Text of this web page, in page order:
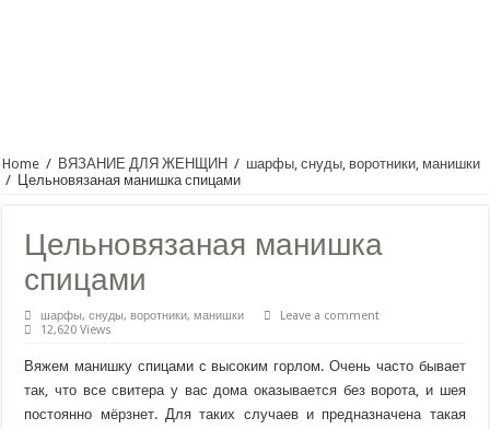
Home / ВЯЗАНИЕ ДЛЯ ЖЕНЩИН / шарфы, снуды, воротники, манишки
/ Цельновязаная манишка спицами
Цельновязаная манишка
спицами
шарфы, снуды, воротники, манишки
Leave a comment
12,620 Views
Вяжем манишку спицами с высоким горлом. Очень часто бывает
так, что все свитера у вас дома оказывается без ворота, и шея
постоянно мёрзнет. Для таких случаев и предназначена такая